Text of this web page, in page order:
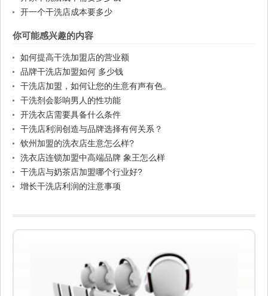
开一个干洗店成本要多少
你可能感兴趣的内容
如何提高干洗加盟店的营业额
品牌干洗店加盟如何 多少钱
干洗店加盟，如何让您的生意有声有色。
干洗剂会影响男人的性功能
开洗衣店需要具备什么条件
干洗店利润创造与品牌选择有何关系？
钦州加盟的洗衣店生意怎么样?
洗衣店连锁加盟中高端品牌 象王怎么样
干洗店与奶茶店加盟哪个行业好?
增长干洗店利润的注意事项